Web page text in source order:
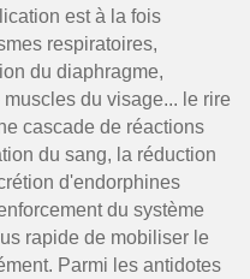
est à la fois
respiratoires,
du diaphragme,
du visage... le rire
cascade de réactions
du sang, la réduction
d'endorphines
du système
rapide de mobiliser le
Parmi les antidotes